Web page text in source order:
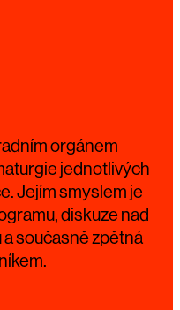
orgánem
jednotlivých
Jejím smyslem je
diskuze nad
současně zpětná